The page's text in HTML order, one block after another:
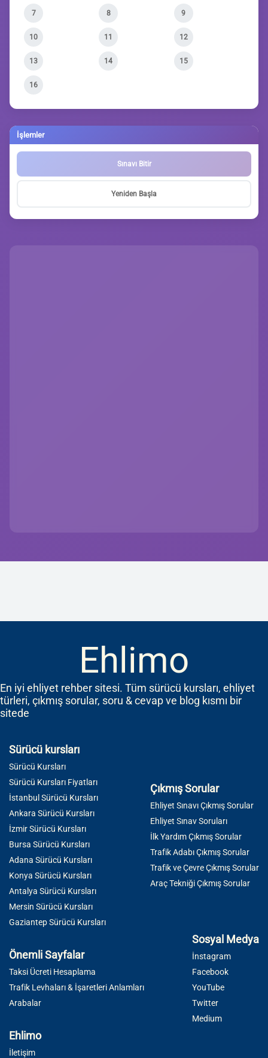
7 8 9
10 11 12
13 14 15
16
İşlemler
Sınavı Bitir
Yeniden Başla
Ehlimo
En iyi ehliyet rehber sitesi. Tüm sürücü kursları, ehliyet
türleri, çıkmış sorular, soru & cevap ve blog kısmı bir
sitede
Sürücü kursları
Sürücü Kursları
Sürücü Kursları Fiyatları
İstanbul Sürücü Kursları
Ankara Sürücü Kursları
İzmir Sürücü Kursları
Bursa Sürücü Kursları
Adana Sürücü Kursları
Konya Sürücü Kursları
Antalya Sürücü Kursları
Mersin Sürücü Kursları
Gaziantep Sürücü Kursları
Çıkmış Sorular
Ehliyet Sınavı Çıkmış Sorular
Ehliyet Sınav Soruları
İlk Yardım Çıkmış Sorular
Trafik Adabı Çıkmış Sorular
Trafik ve Çevre Çıkmış Sorular
Araç Tekniği Çıkmış Sorular
Önemli Sayfalar
Taksi Ücreti Hesaplama
Trafik Levhaları & İşaretleri Anlamları
Arabalar
Sosyal Medya
İnstagram
Facebook
YouTube
Twitter
Medium
Ehlimo
İletişim